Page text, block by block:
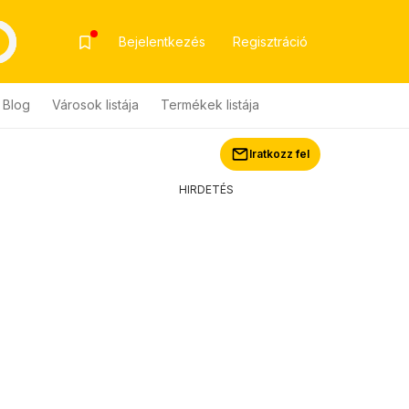
Bejelentkezés Regisztráció
Blog Városok listája Termékek listája
Iratkozz fel
HIRDETÉS